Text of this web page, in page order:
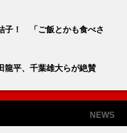
子！ 「ご飯とかも食べさ
平、千葉雄大らが絶賛
NEWS